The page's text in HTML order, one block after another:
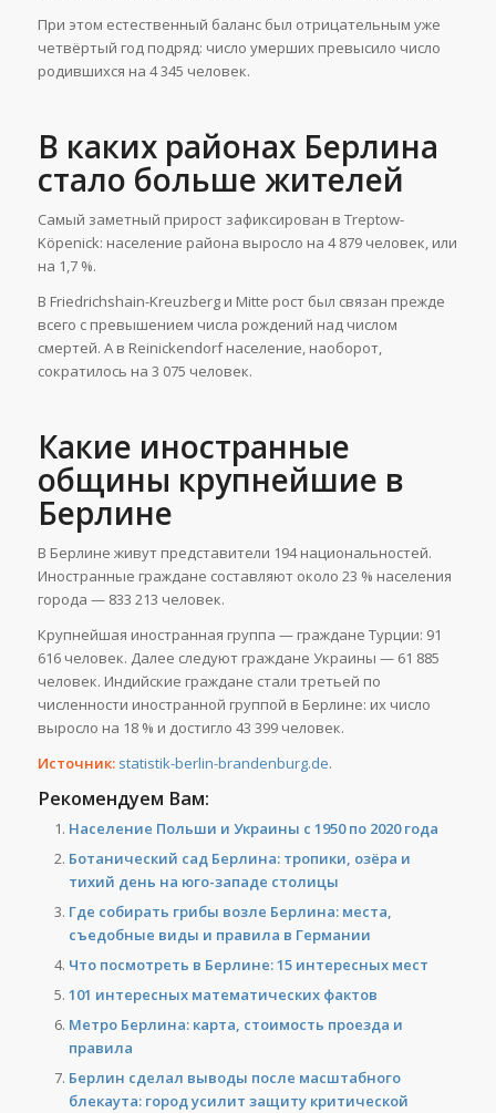
При этом естественный баланс был отрицательным уже
четвёртый год подряд: число умерших превысило число
родившихся на 4 345 человек.
В каких районах Берлина
стало больше жителей
Самый заметный прирост зафиксирован в Treptow-
Köpenick: население района выросло на 4 879 человек, или
на 1,7 %.
В Friedrichshain-Kreuzberg и Mitte рост был связан прежде
всего с превышением числа рождений над числом
смертей. А в Reinickendorf население, наоборот,
сократилось на 3 075 человек.
Какие иностранные
общины крупнейшие в
Берлине
В Берлине живут представители 194 национальностей.
Иностранные граждане составляют около 23 % населения
города — 833 213 человек.
Крупнейшая иностранная группа — граждане Турции: 91
616 человек. Далее следуют граждане Украины — 61 885
человек. Индийские граждане стали третьей по
численности иностранной группой в Берлине: их число
выросло на 18 % и достигло 43 399 человек.
Источник: statistik-berlin-brandenburg.de.
Рекомендуем Вам:
Население Польши и Украины с 1950 по 2020 года
Ботанический сад Берлина: тропики, озёра и
тихий день на юго-западе столицы
Где собирать грибы возле Берлина: места,
съедобные виды и правила в Германии
Что посмотреть в Берлине: 15 интересных мест
101 интересных математических фактов
Метро Берлина: карта, стоимость проезда и
правила
Берлин сделал выводы после масштабного
блекаута: город усилит защиту критической